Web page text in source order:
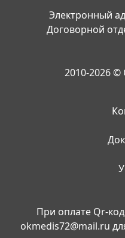
Электронный
Договорной
2010-2026
При оплате Qr-
okmedis72@mail.ru